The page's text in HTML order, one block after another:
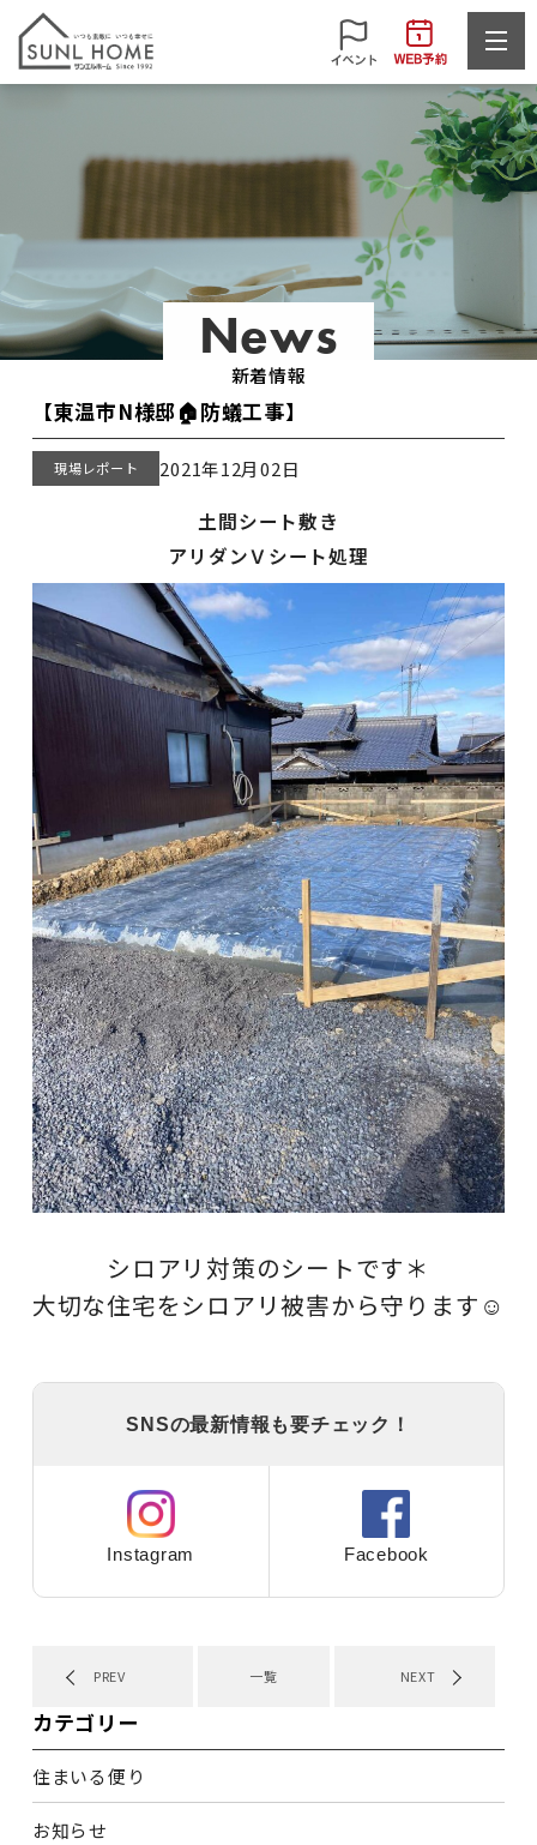
News
新着情報
【東温市N様邸🏠防蟻工事】
現場レポート 2021年12月02日
土間シート敷き
アリダンＶシート処理
シロアリ対策のシートです＊
大切な住宅をシロアリ被害から守ります☺
SNSの最新情報も要チェック！
Instagram Facebook
PREV 一覧 NEXT
カテゴリー
住まいる便り
お知らせ